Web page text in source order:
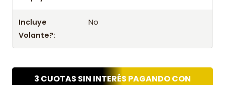
Incluye
Volante?:
No
3 CUOTAS SIN INTERÉS PAGANDO CON